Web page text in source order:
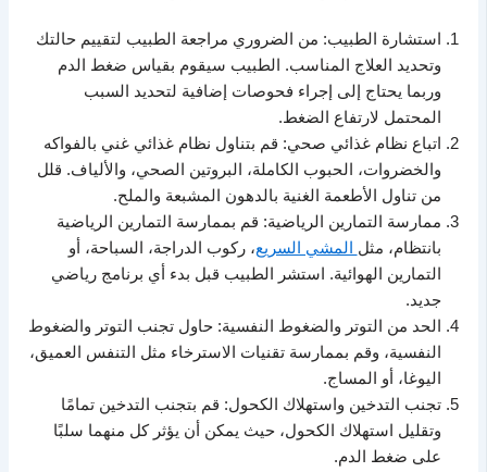
استشارة الطبيب: من الضروري مراجعة الطبيب لتقييم حالتك
وتحديد العلاج المناسب. الطبيب سيقوم بقياس ضغط الدم
وربما يحتاج إلى إجراء فحوصات إضافية لتحديد السبب
المحتمل لارتفاع الضغط.
اتباع نظام غذائي صحي: قم بتناول نظام غذائي غني بالفواكه
والخضروات، الحبوب الكاملة، البروتين الصحي، والألياف. قلل
من تناول الأطعمة الغنية بالدهون المشبعة والملح.
ممارسة التمارين الرياضية: قم بممارسة التمارين الرياضية
بانتظام، مثل المشي السريع، ركوب الدراجة، السباحة، أو
التمارين الهوائية. استشر الطبيب قبل بدء أي برنامج رياضي
جديد.
الحد من التوتر والضغوط النفسية: حاول تجنب التوتر والضغوط
النفسية، وقم بممارسة تقنيات الاسترخاء مثل التنفس العميق،
اليوغا، أو المساج.
تجنب التدخين واستهلاك الكحول: قم بتجنب التدخين تمامًا
وتقليل استهلاك الكحول، حيث يمكن أن يؤثر كل منهما سلبًا
على ضغط الدم.